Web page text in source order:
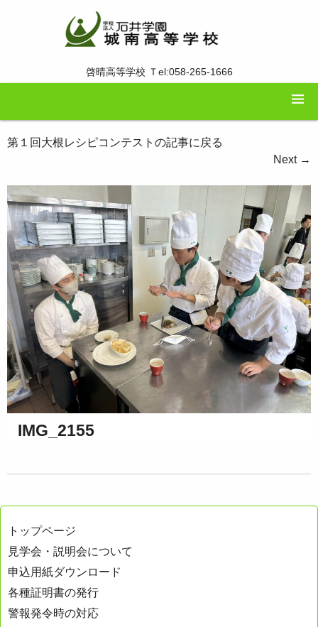
啓晴高等学校 Ｔel:058-265-1666
第１回大根レシピコンテストの記事に戻る
Next →
IMG_2155
トップページ
見学会・説明会について
申込用紙ダウンロード
各種証明書の発行
警報発令時の対応